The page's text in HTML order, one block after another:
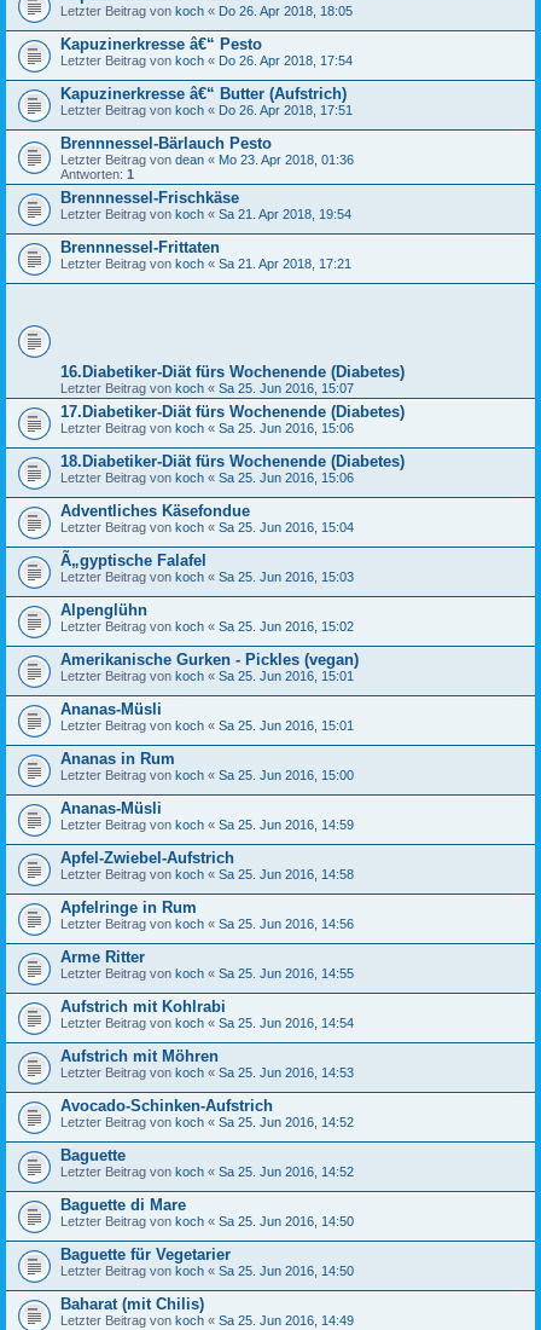
Letzter Beitrag von koch « Do 26. Apr 2018, 18:05
Kapuzinerkresse â€“ Pesto
Letzter Beitrag von koch « Do 26. Apr 2018, 17:54
Kapuzinerkresse â€“ Butter (Aufstrich)
Letzter Beitrag von koch « Do 26. Apr 2018, 17:51
Brennnessel-Bärlauch Pesto
Letzter Beitrag von dean « Mo 23. Apr 2018, 01:36
Antworten: 1
Brennnessel-Frischkäse
Letzter Beitrag von koch « Sa 21. Apr 2018, 19:54
Brennnessel-Frittaten
Letzter Beitrag von koch « Sa 21. Apr 2018, 17:21
16.Diabetiker-Diät fürs Wochenende (Diabetes)
Letzter Beitrag von koch « Sa 25. Jun 2016, 15:07
17.Diabetiker-Diät fürs Wochenende (Diabetes)
Letzter Beitrag von koch « Sa 25. Jun 2016, 15:06
18.Diabetiker-Diät fürs Wochenende (Diabetes)
Letzter Beitrag von koch « Sa 25. Jun 2016, 15:06
Adventliches Käsefondue
Letzter Beitrag von koch « Sa 25. Jun 2016, 15:04
Ã„gyptische Falafel
Letzter Beitrag von koch « Sa 25. Jun 2016, 15:03
Alpenglühn
Letzter Beitrag von koch « Sa 25. Jun 2016, 15:02
Amerikanische Gurken - Pickles (vegan)
Letzter Beitrag von koch « Sa 25. Jun 2016, 15:01
Ananas-Müsli
Letzter Beitrag von koch « Sa 25. Jun 2016, 15:01
Ananas in Rum
Letzter Beitrag von koch « Sa 25. Jun 2016, 15:00
Ananas-Müsli
Letzter Beitrag von koch « Sa 25. Jun 2016, 14:59
Apfel-Zwiebel-Aufstrich
Letzter Beitrag von koch « Sa 25. Jun 2016, 14:58
Apfelringe in Rum
Letzter Beitrag von koch « Sa 25. Jun 2016, 14:56
Arme Ritter
Letzter Beitrag von koch « Sa 25. Jun 2016, 14:55
Aufstrich mit Kohlrabi
Letzter Beitrag von koch « Sa 25. Jun 2016, 14:54
Aufstrich mit Möhren
Letzter Beitrag von koch « Sa 25. Jun 2016, 14:53
Avocado-Schinken-Aufstrich
Letzter Beitrag von koch « Sa 25. Jun 2016, 14:52
Baguette
Letzter Beitrag von koch « Sa 25. Jun 2016, 14:52
Baguette di Mare
Letzter Beitrag von koch « Sa 25. Jun 2016, 14:50
Baguette für Vegetarier
Letzter Beitrag von koch « Sa 25. Jun 2016, 14:50
Baharat (mit Chilis)
Letzter Beitrag von koch « Sa 25. Jun 2016, 14:49